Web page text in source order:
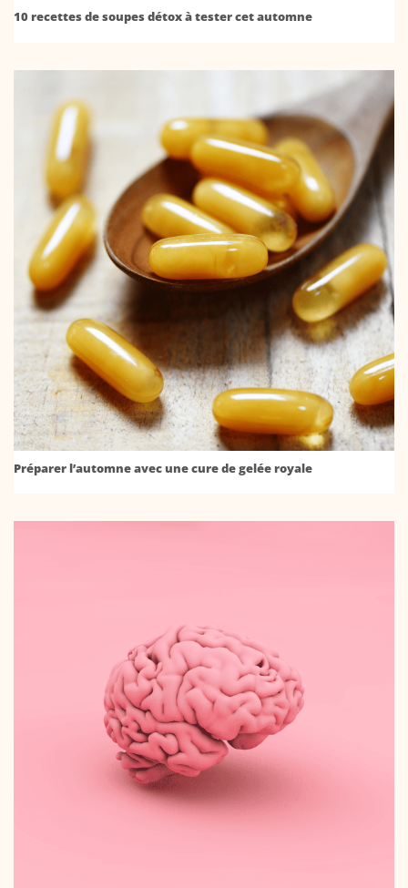
10 recettes de soupes détox à tester cet automne
Préparer l’automne avec une cure de gelée royale